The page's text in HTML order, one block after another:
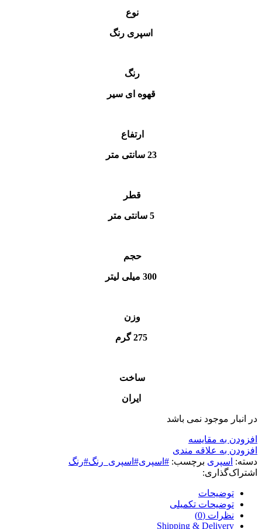
نوع
اسپری رنگ
رنگ
قهوه ای سیر
ارتفاع
23 سانتی متر
قطر
5 سانتی متر
حجم
300 میلی لیتر
وزن
275 گرم
ساخت
ایران
در انبار موجود نمی باشد
افزودن به مقایسه
افزودن به علاقه مندی
دسته: اسپری برچسب: #اسپری#اسپری_رنگ#رنگ
اشتراک‌گذاری:
توضیحات
توضیحات تکمیلی
نظرات (0)
Shipping & Delivery